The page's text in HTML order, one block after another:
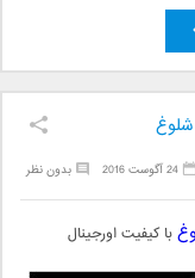
شلوغ
بدون نظر 24 آگوست 2016
با کیفیت اورجینال